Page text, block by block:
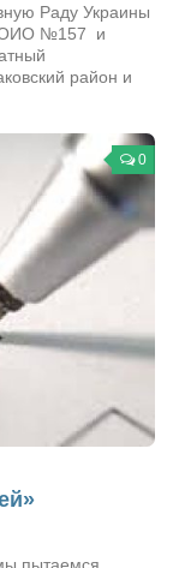
Раду Украины
ОИО №157 и
район и
0
пытаемся